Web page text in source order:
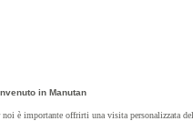
tuo carrello un prodotto:
in Manutan
noi è importante offrirti una visita personalizzata